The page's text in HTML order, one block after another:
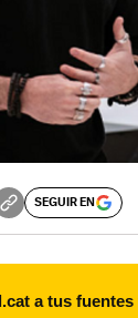
SEGUIR EN
a tus